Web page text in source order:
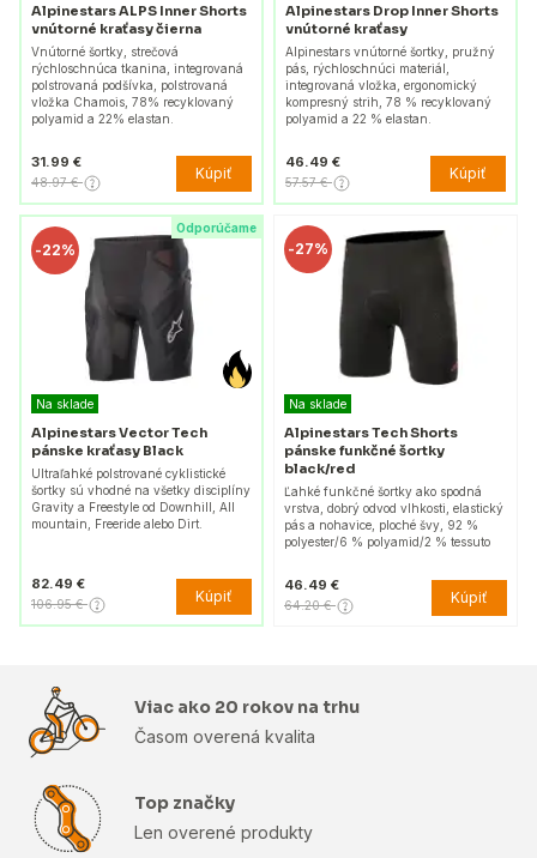
Alpinestars ALPS Inner Shorts
vnútorné kraťasy čierna
Vnútorné šortky, strečová
rýchloschnúca tkanina, integrovaná
polstrovaná podšívka, polstrovaná
vložka Chamois, 78% recyklovaný
polyamid a 22% elastan.
31.99 €
48.97 € Kúpiť
Alpinestars Drop Inner Shorts
vnútorné kraťasy
Alpinestars vnútorné šortky, pružný
pás, rýchloschnúci materiál,
integrovaná vložka, ergonomický
kompresný strih, 78 % recyklovaný
polyamid a 22 % elastan.
46.49 €
57.57 € Kúpiť
Odporúčame
-22%
Na sklade
Alpinestars Vector Tech
pánske kraťasy Black
Ultraľahké polstrované cyklistické
šortky sú vhodné na všetky disciplíny
Gravity a Freestyle od Downhill, All
mountain, Freeride alebo Dirt.
82.49 €
106.95 € Kúpiť
-27%
Na sklade
Alpinestars Tech Shorts
pánske funkčné šortky
black/red
Ľahké funkčné šortky ako spodná
vrstva, dobrý odvod vlhkosti, elastický
pás a nohavice, ploché švy, 92 %
polyester/6 % polyamid/2 % tessuto
46.49 €
64.20 € Kúpiť
Viac ako 20 rokov na trhu
Časom overená kvalita
Top značky
Len overené produkty